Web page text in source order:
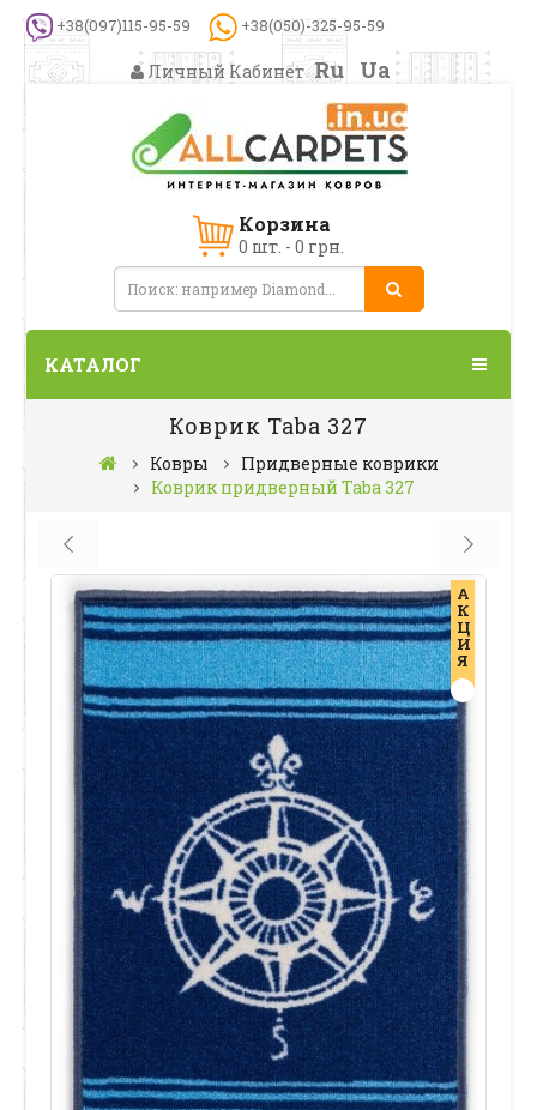
+38(097)115-95-59 +38(050)-325-95-59
Личный Кабинет Ru Ua
Корзина
0 шт. - 0 грн.
КАТАЛОГ
Коврик Taba 327
Ковры
Придверные коврики
Коврик придверный Taba 327
А
К
Ц
И
Я